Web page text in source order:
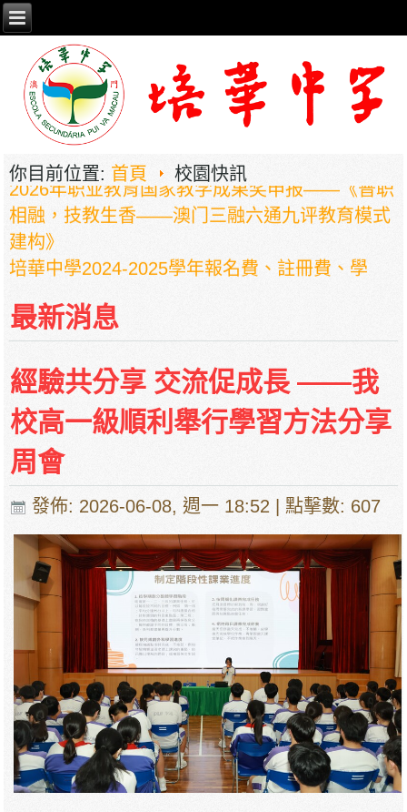
你目前位置: 首頁 校園快訊
2026年职业教育国家教学成果奖申报——《普职
相融，技教生香——澳门三融六通九评教育模式
建构》
培華中學2024-2025學年報名費、註冊費、學
費、補充服務費、學校選擇性服務費及學校代收
項目
培華中學收費項目一覽表
停課通知
最新消息
經驗共分享 交流促成長 ——我
校高一級順利舉行學習方法分享
周會
發佈: 2026-06-08, 週一 18:52 | 點擊數: 607